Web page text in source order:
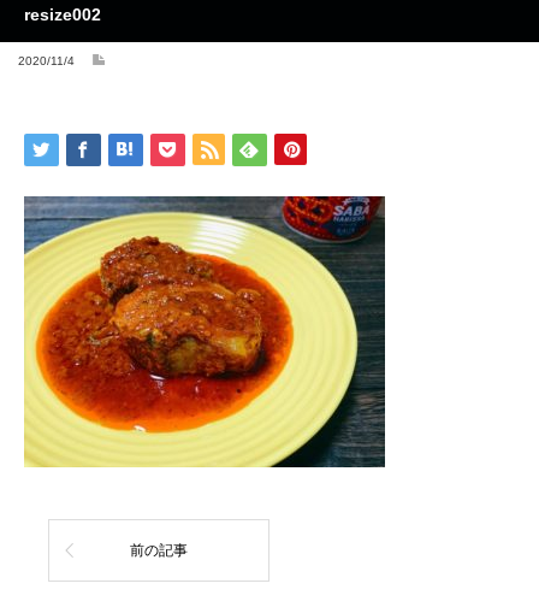
resize002
2020/11/4
前の記事